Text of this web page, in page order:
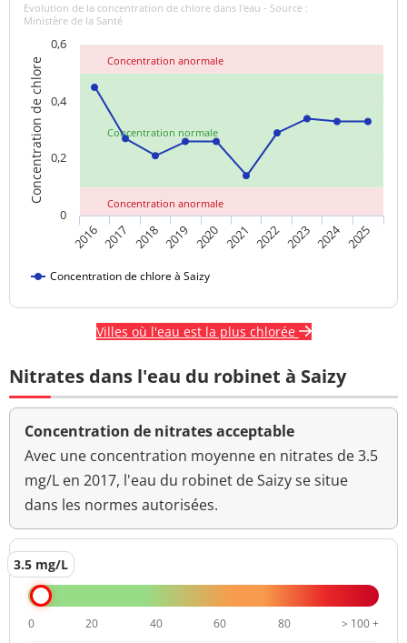
Température de l'eau
Turbidité
néphélométrique NFU
0,54 NFU <=2 NFU
Concentration normale
Concentration anormale
Concentration anormale
Concentration de chlore
Evolution de la concentration de chlore dans l'eau - Source :
Ministère de la Santé
Concentration de chlore à Saizy
2016 2017 2018 2019 2020 2021 2022 2023 2024 2025
0
0,2
0,4
0,6
Villes où l'eau est la plus chlorée
Nitrates dans l'eau du robinet à Saizy
Concentration de nitrates acceptable
Avec une concentration moyenne en nitrates de 3.5
mg/L en 2017, l'eau du robinet de Saizy se situe
dans les normes autorisées.
3.5 mg/L
0 20 40 60 80 > 100 +